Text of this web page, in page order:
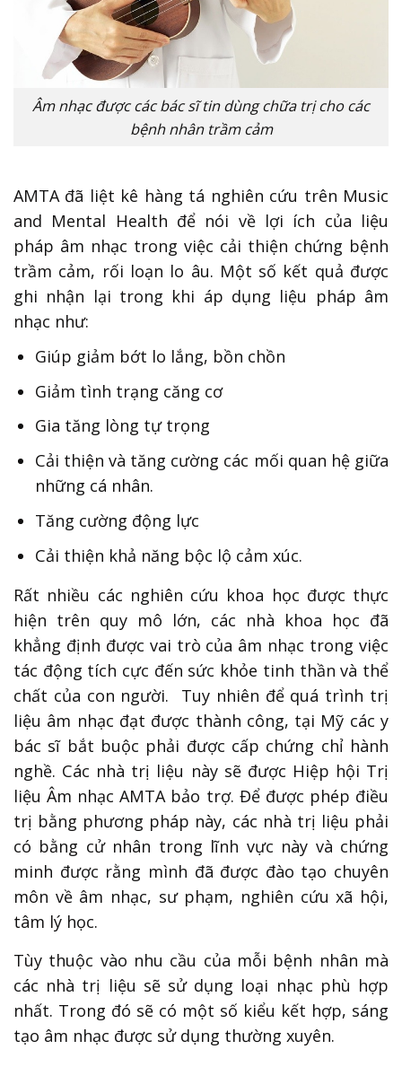
Âm nhạc được các bác sĩ tin dùng chữa trị cho các
bệnh nhân trầm cảm
AMTA đã liệt kê hàng tá nghiên cứu trên Music
and Mental Health để nói về lợi ích của liệu
pháp âm nhạc trong việc cải thiện chứng bệnh
trầm cảm, rối loạn lo âu. Một số kết quả được
ghi nhận lại trong khi áp dụng liệu pháp âm
nhạc như:
Giúp giảm bớt lo lắng, bồn chồn
Giảm tình trạng căng cơ
Gia tăng lòng tự trọng
Cải thiện và tăng cường các mối quan hệ giữa
những cá nhân.
Tăng cường động lực
Cải thiện khả năng bộc lộ cảm xúc.
Rất nhiều các nghiên cứu khoa học được thực
hiện trên quy mô lớn, các nhà khoa học đã
khẳng định được vai trò của âm nhạc trong việc
tác động tích cực đến sức khỏe tinh thần và thể
chất của con người. Tuy nhiên để quá trình trị
liệu âm nhạc đạt được thành công, tại Mỹ các y
bác sĩ bắt buộc phải được cấp chứng chỉ hành
nghề. Các nhà trị liệu này sẽ được Hiệp hội Trị
liệu Âm nhạc AMTA bảo trợ. Để được phép điều
trị bằng phương pháp này, các nhà trị liệu phải
có bằng cử nhân trong lĩnh vực này và chứng
minh được rằng mình đã được đào tạo chuyên
môn về âm nhạc, sư phạm, nghiên cứu xã hội,
tâm lý học.
Tùy thuộc vào nhu cầu của mỗi bệnh nhân mà
các nhà trị liệu sẽ sử dụng loại nhạc phù hợp
nhất. Trong đó sẽ có một số kiểu kết hợp, sáng
tạo âm nhạc được sử dụng thường xuyên.